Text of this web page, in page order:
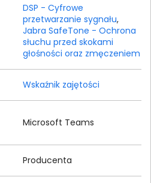
DSP - Cyfrowe
przetwarzanie sygnału,
Jabra SafeTone - Ochrona
słuchu przed skokami
głośności oraz zmęczeniem
Wskaźnik zajętości
Microsoft Teams
Producenta